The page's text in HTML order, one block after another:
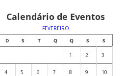
Calendário de Eventos
FEVEREIRO
D
S T Q Q S S
1 2 3
4 5 6 7 8 9 10